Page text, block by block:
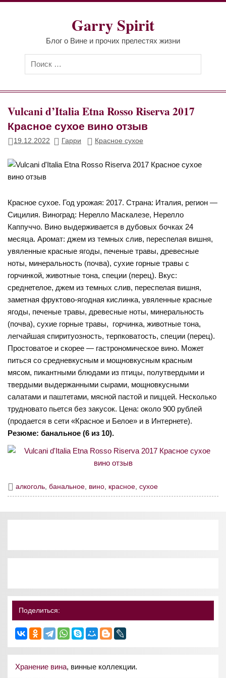
Перейти
Garry Spirit
Блог о Вине и прочих прелестях жизни
Vulcani d’Italia Etna Rosso Riserva 2017
Красное сухое вино отзыв
19.12.2022 Гарри Красное сухое
Красное сухое. Год урожая: 2017. Страна: Италия, регион —
Сицилия. Виноград: Нерелло Маскалезе, Нерелло
Каппуччо. Вино выдерживается в дубовых бочках 24
месяца. Аромат: джем из темных слив, переспелая вишня,
увяленные красные ягоды, печеные травы, древесные
ноты, минеральность (почва), сухие горные травы с
горчинкой, животные тона, специи (перец). Вкус:
среднетелое, джем из темных слив, переспелая вишня,
заметная фруктово-ягодная кислинка, увяленные красные
ягоды, печеные травы, древесные ноты, минеральность
(почва), сухие горные травы, горчинка, животные тона,
легчайшая спиритуозность, терпковатость, специи (перец).
Простоватое и скорее — гастрономическое вино. Может
питься со средневкусным и мощновкусным красным
мясом, пикантными блюдами из птицы, полутвердыми и
твердыми выдержанными сырами, мощновкусными
салатами и паштетами, мясной пастой и пиццей. Несколько
трудновато пьется без закусок. Цена: около 900 рублей
(продается в сети «Красное и Белое» и в Интернете).
Резюме: банальное (6 из 10).
алкоголь,банальное, вино, красное,сухое
Поделиться:
Хранение вина, винные коллекции.